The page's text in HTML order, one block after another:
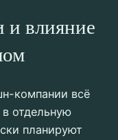
и влияние
компании всё
отдельную
планируют